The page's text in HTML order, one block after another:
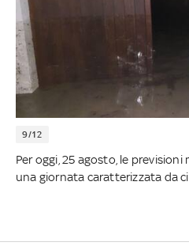
9/12
Per oggi, 25 agosto, le
una giornata caratterizzata da